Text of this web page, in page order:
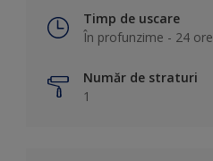
Timp de uscare
În profunzime - 24 ore
Număr de straturi
1